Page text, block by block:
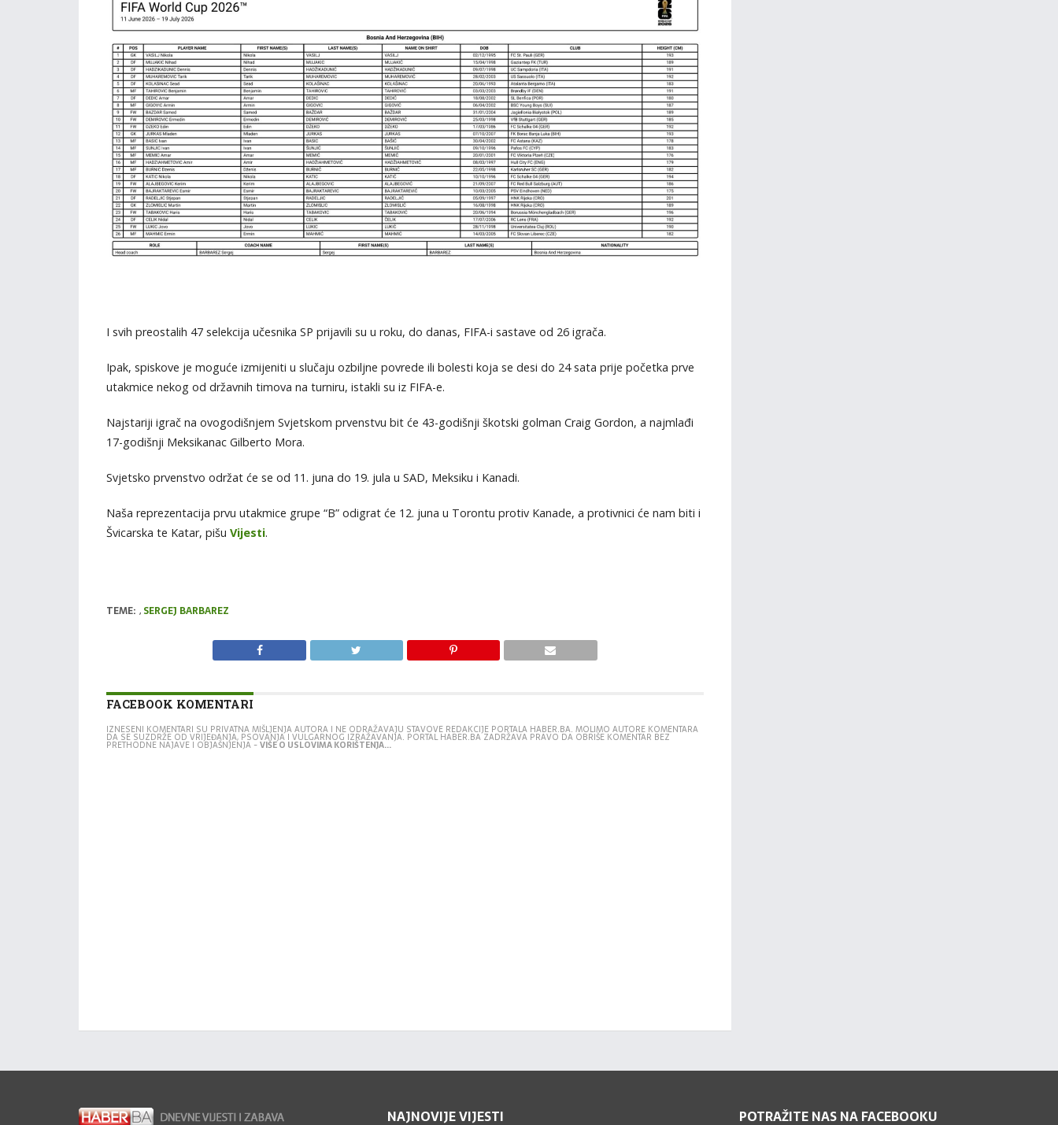
I svih preostalih 47 selekcija učesnika SP prijavili su u roku, do danas, FIFA-i sastave od 26 igrača.
Ipak, spiskove je moguće izmijeniti u slučaju ozbiljne povrede ili bolesti koja se desi do 24 sata prije početka prve
utakmice nekog od državnih timova na turniru, istakli su iz FIFA-e.
Najstariji igrač na ovogodišnjem Svjetskom prvenstvu bit će 43-godišnji škotski golman Craig Gordon, a najmlađi
17-godišnji Meksikanac Gilberto Mora.
Svjetsko prvenstvo održat će se od 11. juna do 19. jula u SAD, Meksiku i Kanadi.
Naša reprezentacija prvu utakmice grupe “B” odigrat će 12. juna u Torontu protiv Kanade, a protivnici će nam biti i
Švicarska te Katar, pišu Vijesti.
TEME: , SERGEJ BARBAREZ
FACEBOOK KOMENTARI
IZNESENI KOMENTARI SU PRIVATNA MIŠLJENJA AUTORA I NE ODRAŽAVAJU STAVOVE REDAKCIJE PORTALA HABER.BA. MOLIMO AUTORE KOMENTARA
DA SE SUZDRŽE OD VRIJEĐANJA, PSOVANJA I VULGARNOG IZRAŽAVANJA. PORTAL HABER.BA ZADRŽAVA PRAVO DA OBRIŠE KOMENTAR BEZ
PRETHODNE NAJAVE I OBJAŠNJENJA -VIŠE O USLOVIMA KORIŠTENJA...
NAJNOVIJE VIJESTI POTRAŽITE NAS NA FACEBOOKU